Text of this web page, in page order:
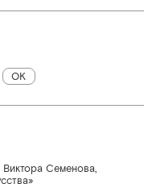
OK